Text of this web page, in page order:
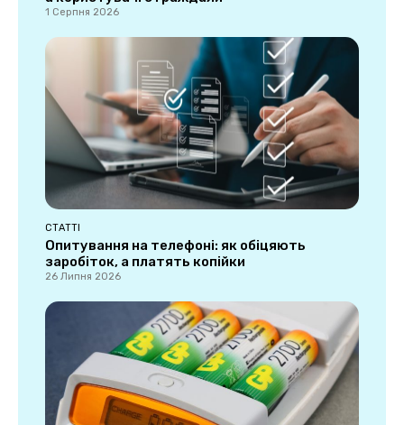
1 Серпня 2026
СТАТТІ
Опитування на телефоні: як обіцяють
заробіток, а платять копійки
26 Липня 2026